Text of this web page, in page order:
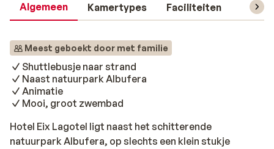
Algemeen Kamertypes Faciliteiten
Meest geboekt door met familie
Shuttlebusje naar strand
Naast natuurpark Albufera
Animatie
Mooi, groot zwembad
Hotel Eix Lagotel ligt naast het schitterende
natuurpark Albufera, op slechts een klein stukje